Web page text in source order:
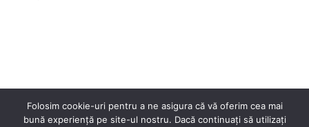
navigare
Folosim cookie-uri pentru a ne asigura că vă oferim cea mai
bună experiență pe site-ul nostru. Dacă continuați să utilizați